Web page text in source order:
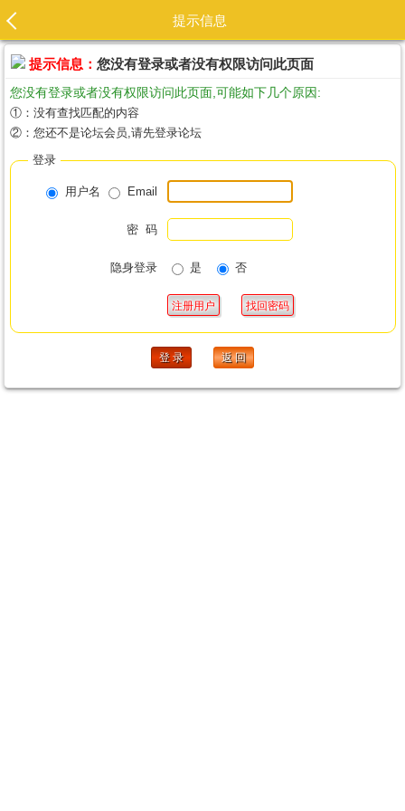
提示信息
提示信息： 您没有登录或者没有权限访问此页面
您没有登录或者没有权限访问此页面,可能如下几个原因:
①：没有查找匹配的内容
②：您还不是论坛会员,请先登录论坛
登录
用户名 Email
密 码
隐身登录 是 否